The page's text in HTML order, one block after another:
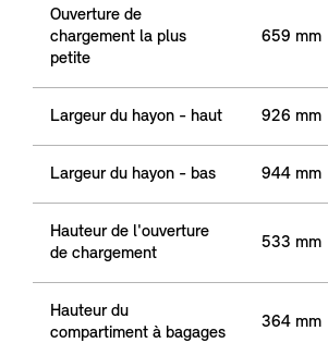
Ouverture de
chargement la plus
petite
659 mm
Largeur du hayon - haut 926 mm
Largeur du hayon - bas 944 mm
Hauteur de l'ouverture
de chargement
533 mm
Hauteur du
compartiment à bagages
364 mm